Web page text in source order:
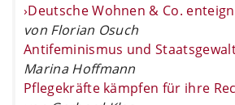
›Deutsche Wohnen & Co.
von Florian Osuch
Antifeminismus und
Marina Hoffmann
Pflegekräfte kämpfen für ihre